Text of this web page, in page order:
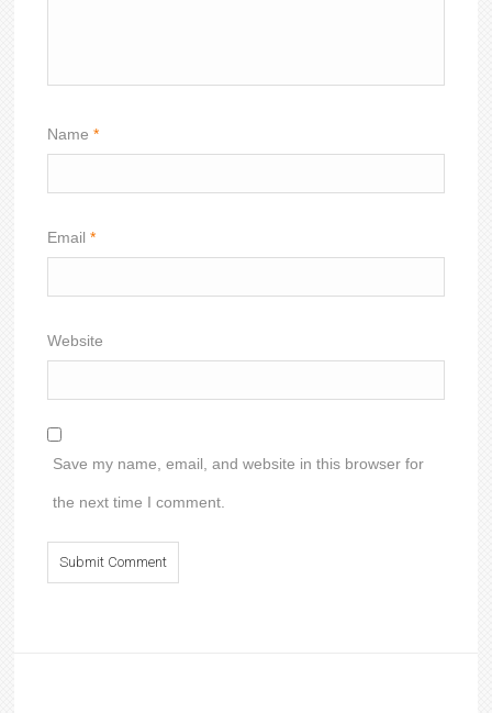
Name*
Email*
Website
Save my name, email, and website in this browser for
the next time I comment.